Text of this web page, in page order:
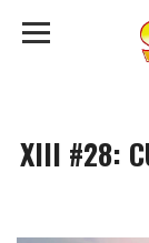
XIII #28: